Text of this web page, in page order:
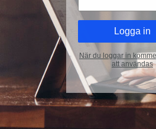
När du loggar in
att användas